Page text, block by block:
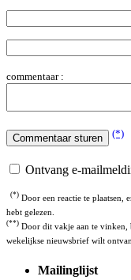
commentaar :
(*)
Ontvang e-
(*) Door een reactie te plaatsen,
hebt gelezen.
(**) Door dit vakje aan te vinken,
wekelijkse nieuwsbrief wilt
Mailinglijst